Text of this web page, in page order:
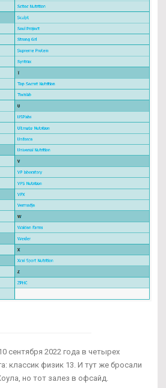
сентября 2022 года в четырех
классик физик 13. И тут же бросали
но тот залез в офсайд.